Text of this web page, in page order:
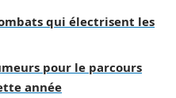
qui électrisent les
pour le parcours
année